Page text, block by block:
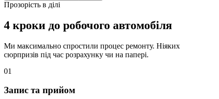
Прозорість в ділі
4 кроки до робочого автомобіля
Ми максимально спростили процес ремонту. Ніяких
сюрпризів під час розрахунку чи на папері.
01
Запис та прийом